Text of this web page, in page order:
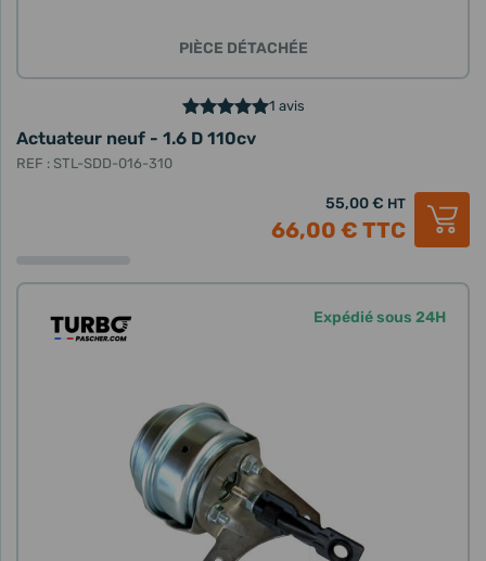
PIÈCE DÉTACHÉE
1 avis
Actuateur neuf - 1.6 D 110cv
REF : STL-SDD-016-310
55,00 € HT
66,00 € TTC
Expédié sous 24H